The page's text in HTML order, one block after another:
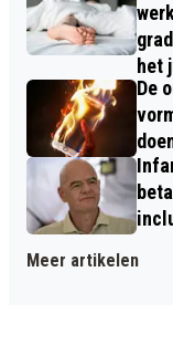
het
De
Meer artikelen